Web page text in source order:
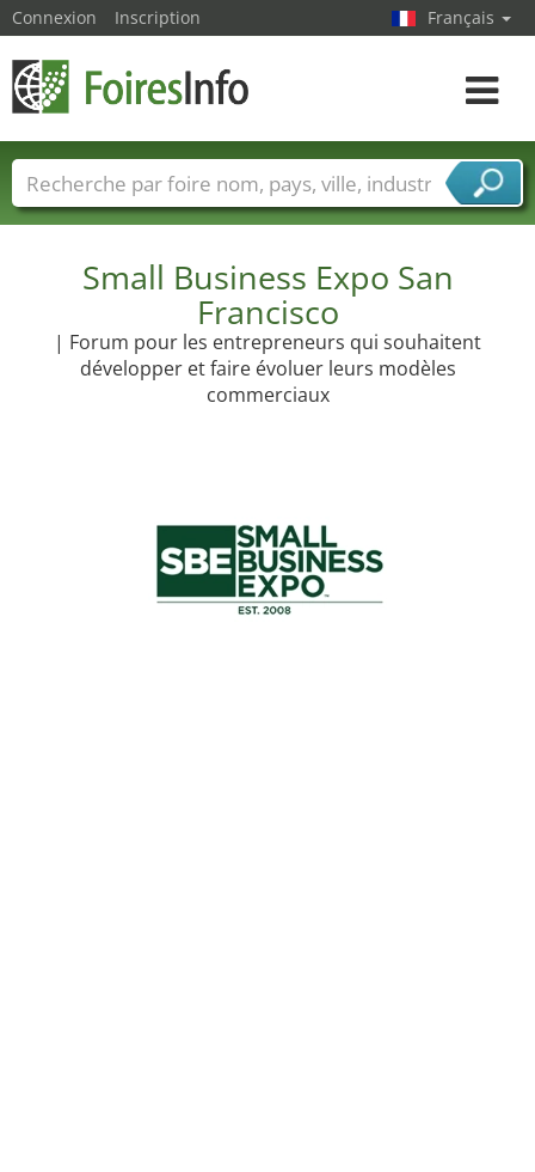
Small Business Expo San
Francisco
| Forum pour les entrepreneurs qui souhaitent
développer et faire évoluer leurs modèles
commerciaux
Connexion Inscription Français
Toggle
Foire noms Pays Villes
Secteurs de foire